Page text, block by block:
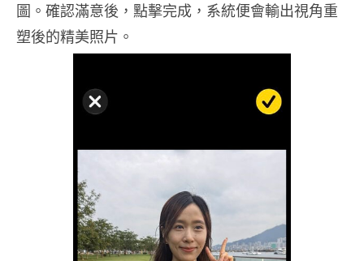
圖。確認滿意後，點擊完成，系統便會輸出視角重
塑後的精美照片。